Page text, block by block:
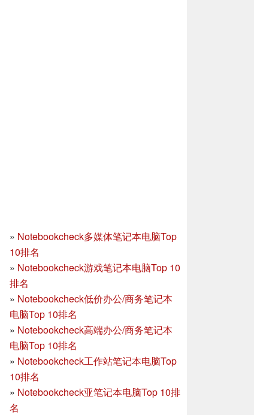
» Notebookcheck多媒体笔记本电脑Top
10排名
» Notebookcheck游戏笔记本电脑Top 10
排名
» Notebookcheck低价办公/商务笔记本
电脑Top 10排名
» Notebookcheck高端办公/商务笔记本
电脑Top 10排名
» Notebookcheck工作站笔记本电脑Top
10排名
» Notebookcheck亚笔记本电脑Top 10排
名